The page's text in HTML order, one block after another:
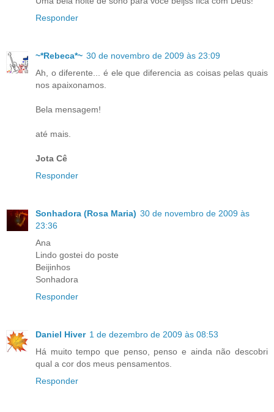
Responder
~*Rebeca*~ 30 de novembro de 2009 às 23:09
Ah, o diferente... é ele que diferencia as coisas pelas quais
nos apaixonamos.
Bela mensagem!
até mais.
Jota Cê
Responder
Sonhadora (Rosa Maria) 30 de novembro de 2009 às
23:36
Ana
Lindo gostei do poste
Beijinhos
Sonhadora
Responder
Daniel Hiver 1 de dezembro de 2009 às 08:53
Há muito tempo que penso, penso e ainda não descobri
qual a cor dos meus pensamentos.
Responder